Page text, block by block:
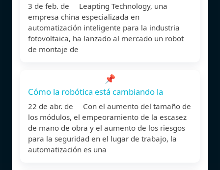
3 de feb. de Leapting Technology, una
empresa china especializada en
automatización inteligente para la industria
fotovoltaica, ha lanzado al mercado un robot
de montaje de
📌
Cómo la robótica está cambiando la
22 de abr. de Con el aumento del tamaño de
los módulos, el empeoramiento de la escasez
de mano de obra y el aumento de los riesgos
para la seguridad en el lugar de trabajo, la
automatización es una